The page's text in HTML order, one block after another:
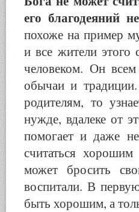
его благодеяний
похоже на пример
и все жители
человеком. Он
обычаи и
родителям, то
нужде, вдалеке от
помогает и даже
считаться
может бросить
воспитали. В
быть хорошим, а